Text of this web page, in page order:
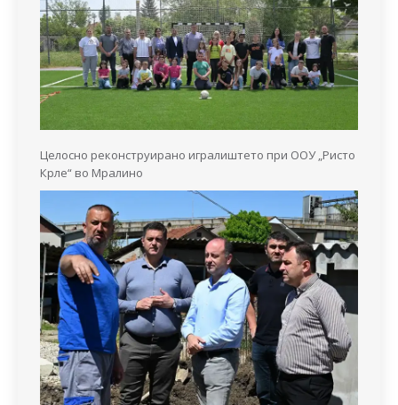
Целосно реконструирано игралиштето при ООУ „Ристо
Крле“ во Мралино